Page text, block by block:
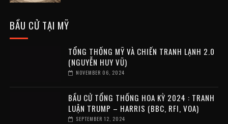
BẦU CỬ TẠI MỸ
TỔNG THỐNG MỸ VÀ CHIẾN TRANH LẠNH 2.0
(NGUYỄN HUY VŨ)
NOVEMBER 06, 2024
BẦU CỬ TỔNG THỐNG HOA KỲ 2024 : TRANH
LUẬN TRUMP – HARRIS (BBC, RFI, VOA)
SEPTEMBER 12, 2024